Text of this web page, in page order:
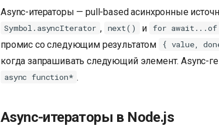
Async-итераторы — pull-based асинхронные
Symbol.asyncIterator , next() и for await...of
промис со следующим результатом
{ value,
когда запрашивать следующий элемент. Async-
async function* .
Async-итераторы в Node.js